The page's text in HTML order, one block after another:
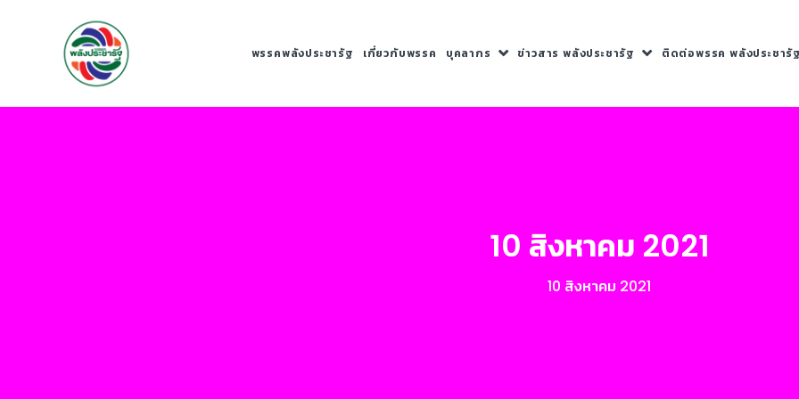
พรรคพลังประชารัฐ เกี่ยวกับพรรค บุคลากร ข่าวสาร พลังประชารัฐ ติดต่อพรรค พลังประชารัฐ
10 สิงหาคม 2021
10 สิงหาคม 2021